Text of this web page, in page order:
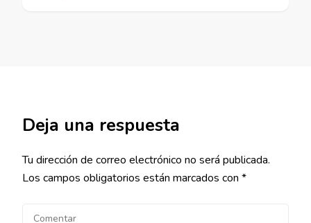
Deja una respuesta
Tu dirección de correo electrónico no será publicada.
Los campos obligatorios están marcados con *